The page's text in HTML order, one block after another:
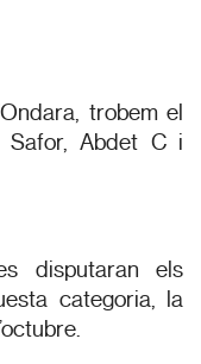
trobem el
Safor, Abdet C i
disputaran els
categoria, la